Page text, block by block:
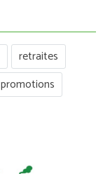
retraites
promotions